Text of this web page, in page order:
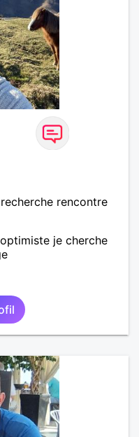
rencontre
je cherche